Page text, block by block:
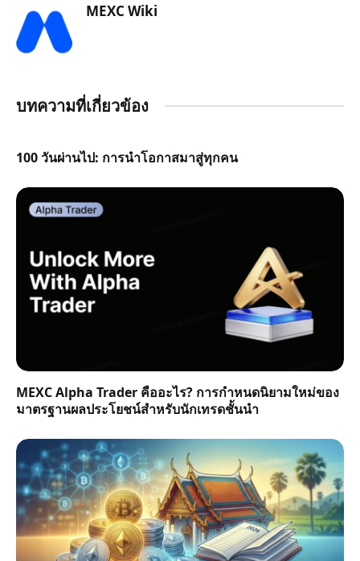
MEXC Wiki
บทความที่เกี่ยวข้อง
100 วันผ่านไป: การนำโอกาสมาสู่ทุกคน
MEXC Alpha Trader คืออะไร? การกำหนดนิยามใหม่ของ
มาตรฐานผลประโยชน์สำหรับนักเทรดชั้นนำ